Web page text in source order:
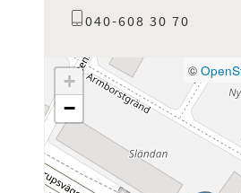
040-608 30 70
+
−
©